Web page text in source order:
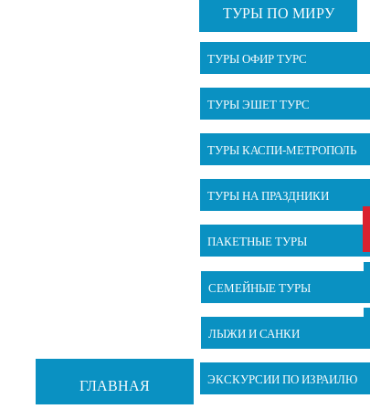
ГЛАВНАЯ
ТУРЫ ПО МИРУ
ТУРЫ ОФИР ТУРС
ТУРЫ ЭШЕТ ТУРС
ТУРЫ КАСПИ-МЕТРОПОЛЬ
ТУРЫ НА ПРАЗДНИКИ
ПАКЕТНЫЕ ТУРЫ
СЕМЕЙНЫЕ ТУРЫ
ЛЫЖИ И САНКИ
ЭКСКУРСИИ ПО ИЗРАИЛЮ